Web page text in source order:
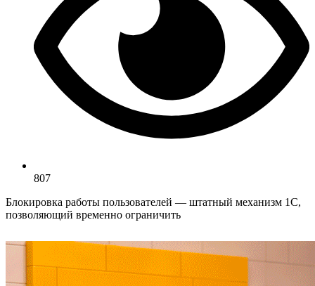
807
Блокировка работы пользователей — штатный механизм 1С,
позволяющий временно ограничить